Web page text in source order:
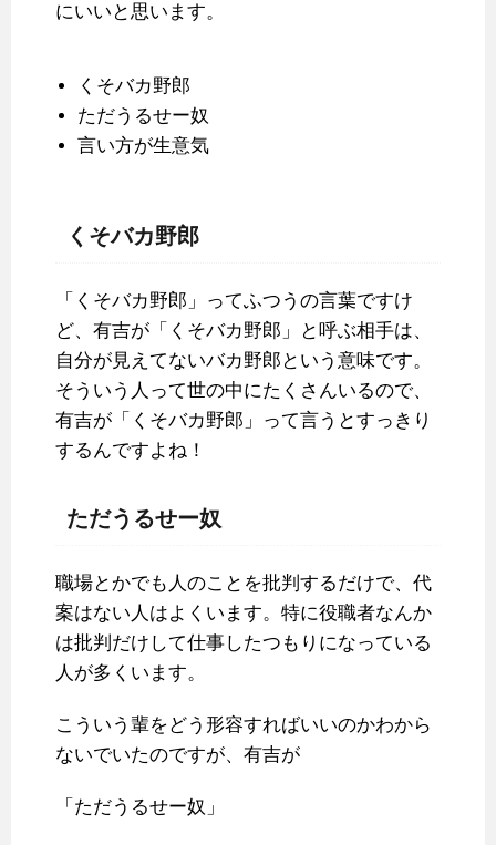
にいいと思います。
くそバカ野郎
ただうるせー奴
言い方が生意気
くそバカ野郎
「くそバカ野郎」ってふつうの言葉ですけ
ど、有吉が「くそバカ野郎」と呼ぶ相手は、
自分が見えてないバカ野郎という意味です。
そういう人って世の中にたくさんいるので、
有吉が「くそバカ野郎」って言うとすっきり
するんですよね！
ただうるせー奴
職場とかでも人のことを批判するだけで、代
案はない人はよくいます。特に役職者なんか
は批判だけして仕事したつもりになっている
人が多くいます。
こういう輩をどう形容すればいいのかわから
ないでいたのですが、有吉が
「ただうるせー奴」